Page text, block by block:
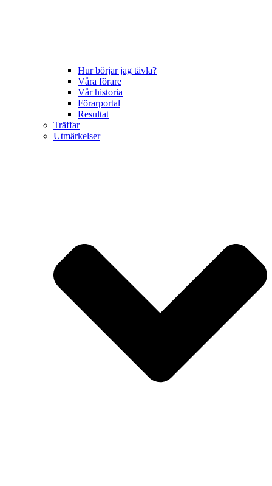
Hur börjar jag tävla?
Våra förare
Vår historia
Förarportal
Resultat
Träffar
Utmärkelser